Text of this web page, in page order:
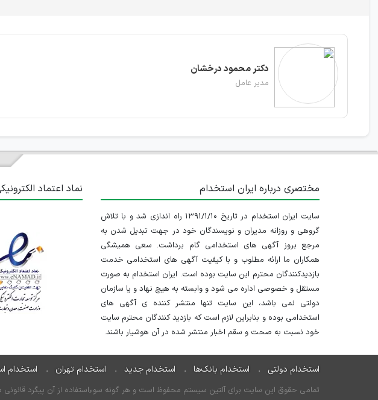
دکتر محمود درخشان
مدیر عامل
مختصری درباره ایران استخدام
سایت ایران استخدام در تاریخ ۱۳۹۱/۱/۱۰ راه اندازی شد و با تلاش
گروهی و روزانه مدیران و نویسندگان خود در جهت تبدیل شدن به
مرجع بروز آگهی های استخدامی گام برداشت. سعی همیشگی
همکاران ما ارائه مطلوب و با کیفیت آگهی های استخدامی خدمت
بازدیدکنندگان محترم این سایت بوده است. ایران استخدام به صورت
مستقل و خصوصی اداره می شود و وابسته به هیچ نهاد و یا سازمان
دولتی نمی باشد، این سایت تنها منتشر کننده ی آگهی های
استخدامی بوده و بنابراین لازم است که بازدید کنندگان محترم سایت
خود نسبت به صحت و سقم اخبار منتشر شده در آن هوشیار باشند.
نماد اعتماد
استخدام دولتی استخدام بانک‌ها استخدام جدید استخدام تهران استخدام
تمامی حقوق این سایت برای آلتین سیستم محفوظ است و هر گونه سوءاستفاده از آن پیگرد قانونی